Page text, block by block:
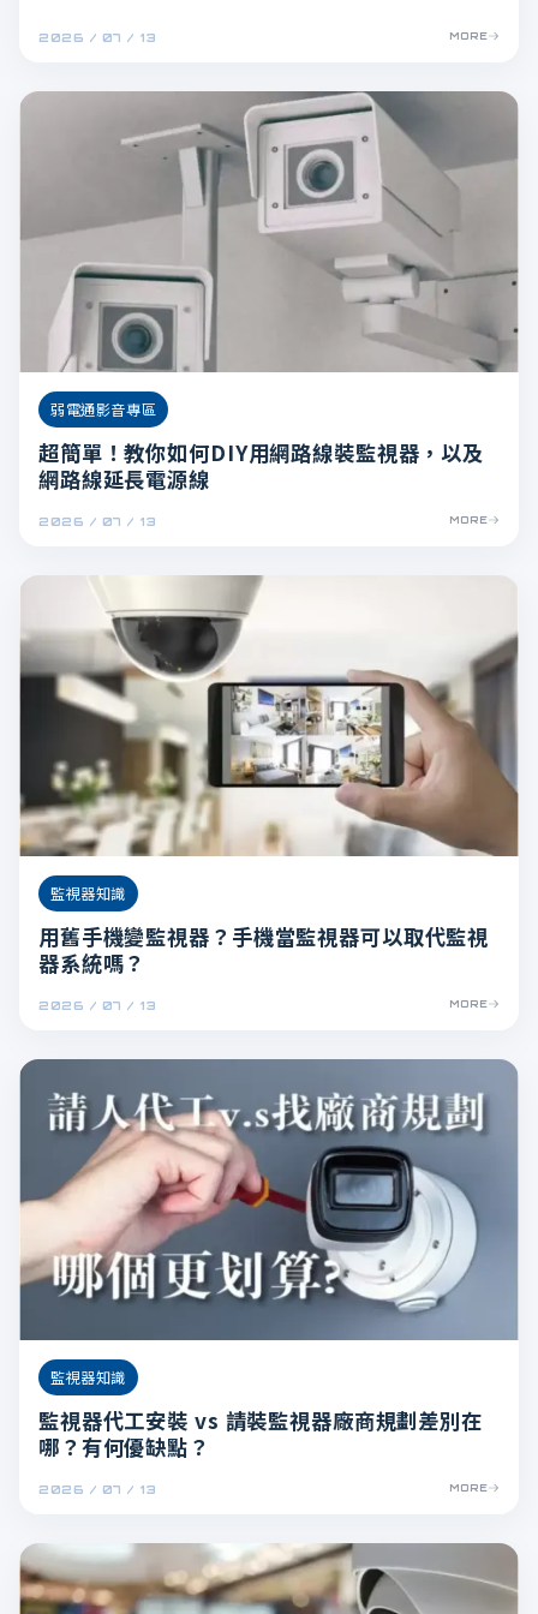
2026 / 07 / 13 MORE
2026 / 07 / 13
弱電通影音專區
超簡單！教你如何DIY用網路線裝監視器，以及
網路線延長電源線
MORE
2026 / 07 / 13
監視器知識
用舊手機變監視器？手機當監視器可以取代監視
器系統嗎？
MORE
2026 / 07 / 13
監視器知識
監視器代工安裝 vs 請裝監視器廠商規劃差別在
哪？有何優缺點？
MORE